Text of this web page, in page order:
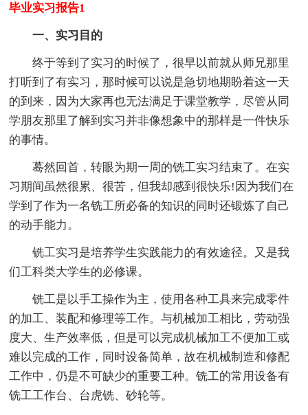
毕业实习报告1
一、实习目的
终于等到了实习的时候了，很早以前就从师兄那里
打听到了有实习，那时候可以说是急切地期盼着这一天
的到来，因为大家再也无法满足于课堂教学，尽管从同
学朋友那里了解到实习并非像想象中的那样是一件快乐
的事情。
蓦然回首，转眼为期一周的铣工实习结束了。在实
习期间虽然很累、很苦，但我却感到很快乐!因为我们在
学到了作为一名铣工所必备的知识的同时还锻炼了自己
的动手能力。
铣工实习是培养学生实践能力的有效途径。又是我
们工科类大学生的必修课。
铣工是以手工操作为主，使用各种工具来完成零件
的加工、装配和修理等工作。与机械加工相比，劳动强
度大、生产效率低，但是可以完成机械加工不便加工或
难以完成的工作，同时设备简单，故在机械制造和修配
工作中，仍是不可缺少的重要工种。铣工的常用设备有
铣工工作台、台虎铣、砂轮等。